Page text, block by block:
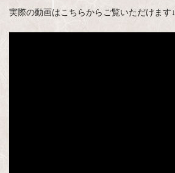
実際の動画はこちらからご覧いただけます↓